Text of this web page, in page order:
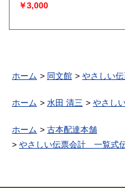
￥3,000
ホーム 同文館 やさしい
ホーム 水田 清三 やさし
ホーム
古本配達本舗
やさしい伝票会計 一覧式